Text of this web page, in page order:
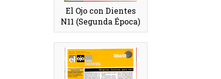
El Ojo con Dientes
N11 (Segunda Época)